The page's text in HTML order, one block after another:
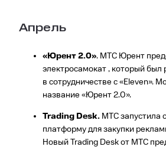
Апрель
«Юрент 2.0». МТС Юрент
электросамокат , который был
в сотрудничестве с «Eleven».
название «Юрент 2.0».
Trading Desk. МТС запустила
платформу для закупки
Новый Trading Desk от МТС